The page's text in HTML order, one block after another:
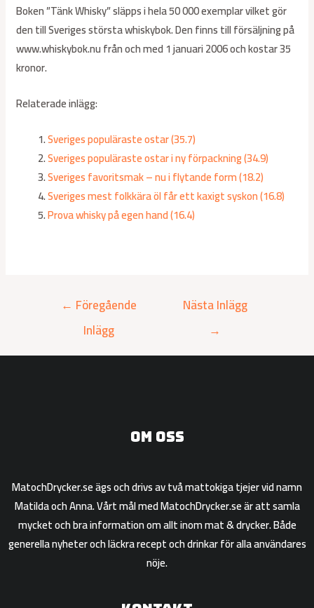
Boken ”Tänk Whisky” släpps i hela 50 000 exemplar vilket gör
den till Sveriges största whiskybok. Den finns till försäljning på
www.whiskybok.nu från och med 1 januari 2006 och kostar 35
kronor.
Relaterade inlägg:
Sveriges populäraste ostar (35.7)
Sveriges populäraste ostar i ny förpackning (34.9)
Sveriges favoritsmak – nu i flytande form (18.2)
Sveriges mest folkkära öl får ett kaxigt syskon (16.8)
Prova whisky på egen hand (16.4)
← Föregående
Inlägg
Nästa Inlägg
→
Om oss
MatochDrycker.se ägs och drivs av två mattokiga tjejer vid namn
Matilda och Anna. Vårt mål med MatochDrycker.se är att samla
mycket och bra information om allt inom mat & drycker. Både
generella nyheter och läckra recept och drinkar för alla användares
nöje.